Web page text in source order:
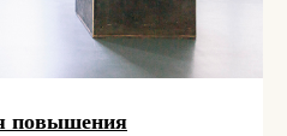
повышения